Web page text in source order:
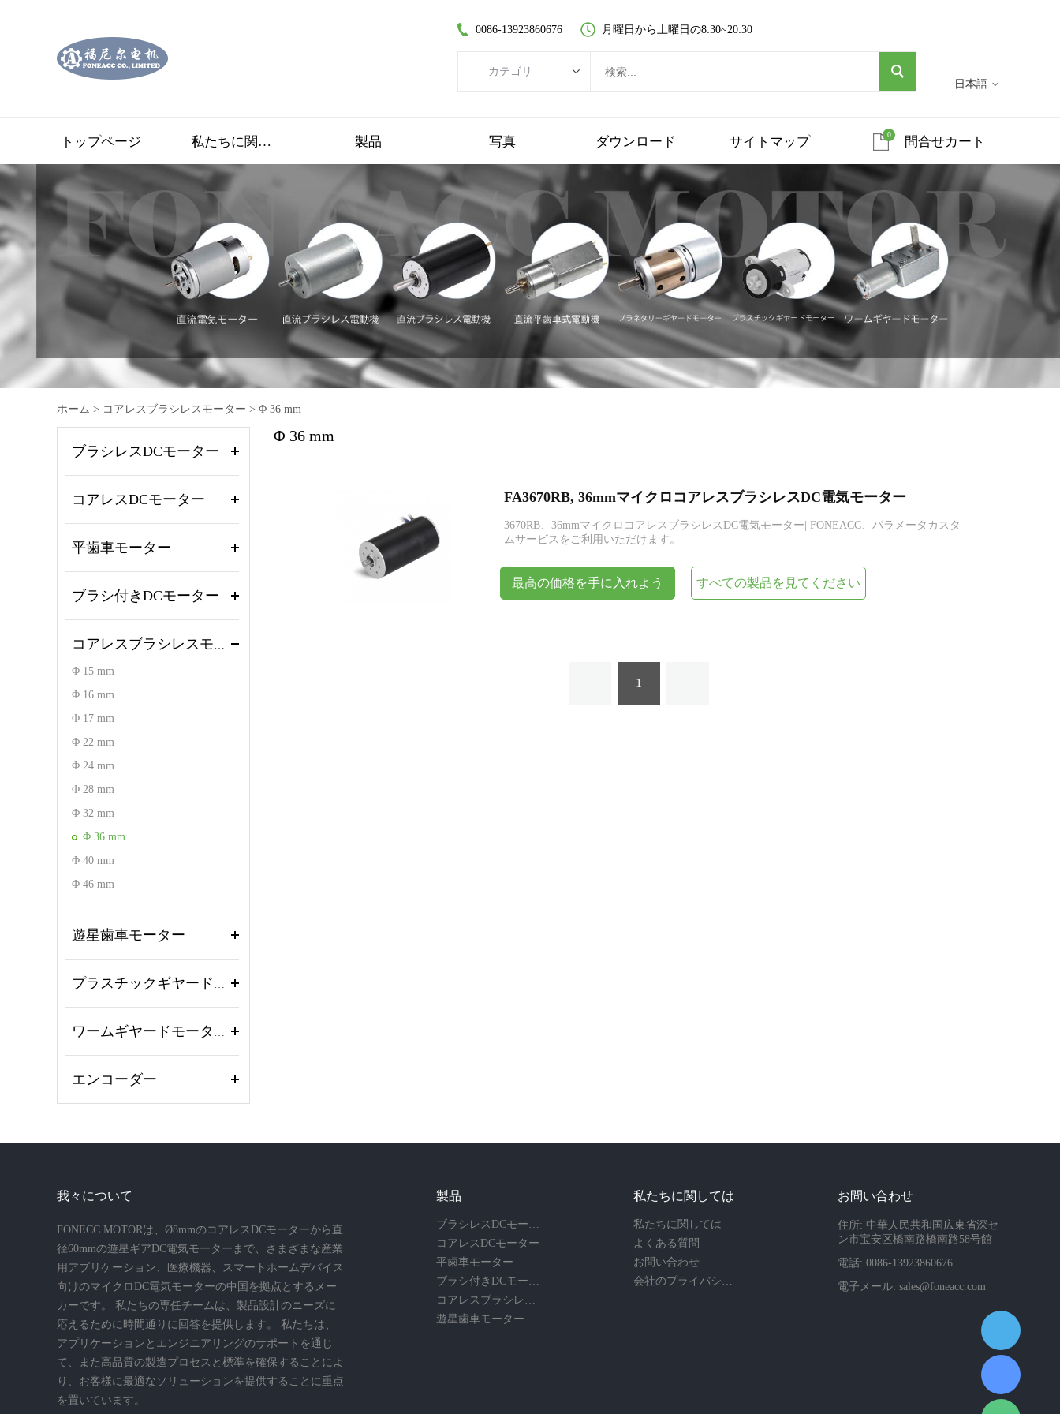
日本語
0086-13923860676 月曜日から土曜日の8:30~20:30
カテゴリ
平歯車モーター
コアレスブラシレスモーター
遊星歯車モーター
プラスチックギヤードモーター
ワームギヤードモーター
エンコーダー
トップページ 私たちに関しては 製品 写真 ダウンロード サイトマップ 問合せカート
0
ホーム > コアレスブラシレスモーター > Φ 36 mm
ブラシレスDCモーター
コアレスDCモーター
平歯車モーター
ブラシ付きDCモーター
Φ 15 mm
Φ 16 mm
Φ 17 mm
Φ 22 mm
Φ 24 mm
Φ 28 mm
Φ 32 mm
Φ 36 mm
Φ 40 mm
Φ 46 mm
遊星歯車モーター
エンコーダー
Φ 36 mm
FA3670RB, 36mmマイクロコアレスブラシレスDC電気モーター
3670RB、36mmマイクロコアレスブラシレスDC電気モーター| FONEACC、パラメータカスタ
ムサービスをご利用いただけます。
最高の価格を手に入れよう すべての製品を見てください
1
我々について
FONECC MOTORは、Ø8mmのコアレスDCモーターから直
径60mmの遊星ギアDC電気モーターまで、さまざまな産業
用アプリケーション、医療機器、スマートホームデバイス
向けのマイクロDC電気モーターの中国を拠点とするメー
カーです。 私たちの専任チームは、製品設計のニーズに
応えるために時間通りに回答を提供します。 私たちは、
アプリケーションとエンジニアリングのサポートを通じ
て、また高品質の製造プロセスと標準を確保することによ
り、お客様に最適なソリューションを提供することに重点
を置いています。
製品
コアレスDCモーター
平歯車モーター
遊星歯車モーター
私たちに関しては
私たちに関しては
よくある質問
お問い合わせ
お問い合わせ
住所: 中華人民共和国広東省深セ
ン市宝安区橋南路橋南路58号館
電話: 0086-13923860676
電子メール: sales@foneacc.com